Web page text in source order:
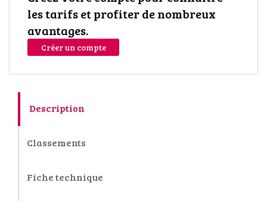
les tarifs et profiter de nombreux
avantages.
Créer un compte
Description
Classements
Fiche technique